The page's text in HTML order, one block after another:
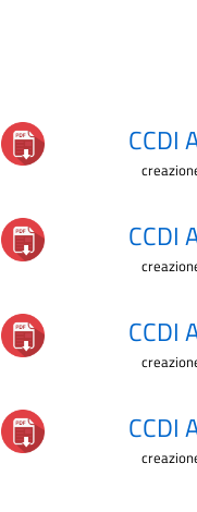
CCDI
CCDI
CCDI
CCDI